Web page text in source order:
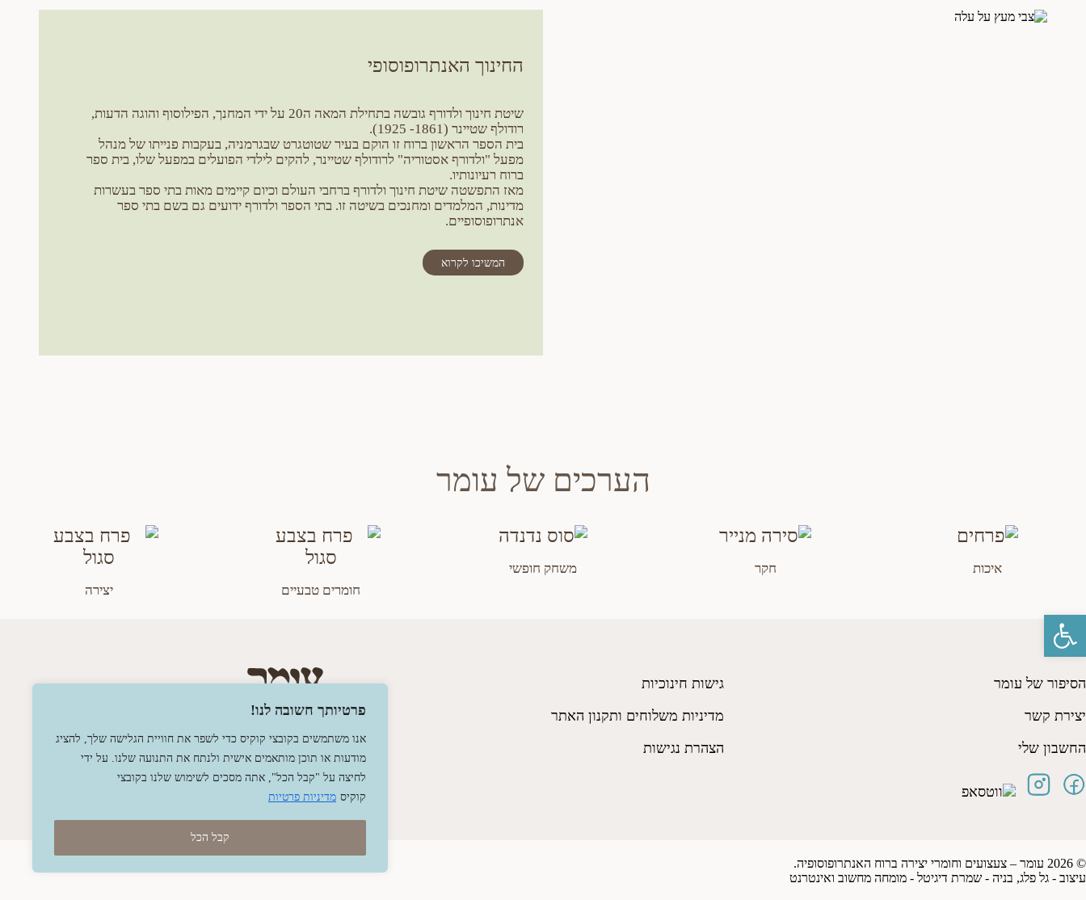
פתח סרגל נגישות
פרטיותך חשובה לנו!
אנו משתמשים בקובצי קוקיס כדי לשפר את חוויית הגלישה שלך, להציג
מודעות או תוכן מותאמים אישית ולנתח את התנועה שלנו. על ידי
לחיצה על "קבל הכל", אתה מסכים לשימוש שלנו בקובצי
קוקיס מדיניות פרטיות
קבל הכל
החינוך האנתרופוסופי
שיטת חינוך ולדורף גובשה בתחילת המאה ה20 על ידי המחנך, הפילוסוף והוגה הדעות,
רודולף שטיינר (1861- 1925).
בית הספר הראשון ברוח זו הוקם בעיר שטוטגרט שבגרמניה, בעקבות פנייתו של מנהל
מפעל "ולדורף אסטוריה" לרודולף שטיינר, להקים לילדי הפועלים במפעל שלו, בית ספר
ברוח רעיונותיו.
מאז התפשטה שיטת חינוך ולדורף ברחבי העולם וכיום קיימים מאות בתי ספר בעשרות
מדינות, המלמדים ומחנכים בשיטה זו. בתי הספר ולדורף ידועים גם בשם בתי ספר
אנתרופוסופיים.
המשיכו לקרוא
הערכים של עומר
איכות חקר
משחק חופשי
חומרים טבעיים
יצירה
הסיפור של עומר
יצירת קשר
החשבון שלי
גישות חינוכיות
מדיניות משלוחים ותקנון האתר
הצהרת נגישות
© 2026 עומר – צעצועים וחומרי יצירה ברוח האנתרופוסופיה.
עיצוב - גל פלג, בניה - שמרת דיגיטל - מומחה מחשוב ואינטרנט